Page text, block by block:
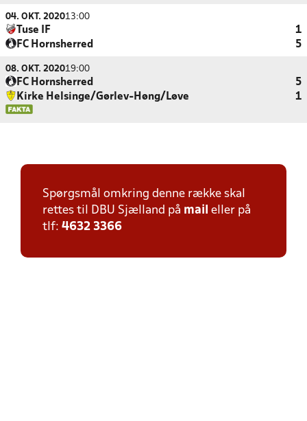
04. OKT. 202013:00
Tuse IF
1
FC Hornsherred
5
08. OKT. 202019:00
FC Hornsherred
5
Kirke Helsinge/Gørlev-Høng/Løve
1
Spørgsmål omkring denne række skal
rettes til DBU Sjælland på mail eller på
tlf: 4632 3366